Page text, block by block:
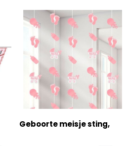
Geboorte meisje sting,